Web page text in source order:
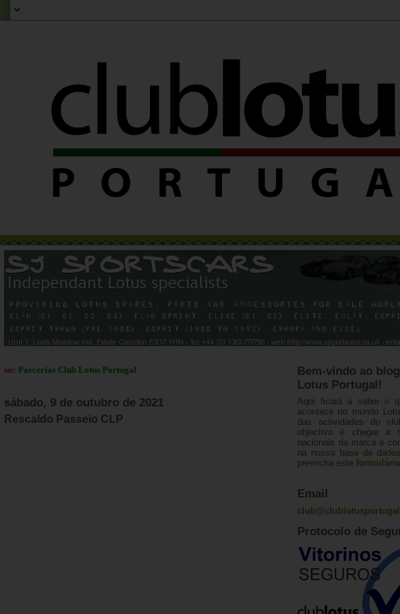
Parcerias Club Lotus Portugal
sábado, 9 de outubro de 2021
Rescaldo Passeio CLP
Bem-vindo ao
Lotus Portugal!
Aqui ficará a saber o
acontece no mundo
das actividades do
objectivo é chegar a
nacionais da marca e
na nossa base de
preencha este formulário
Email
Protocolo de